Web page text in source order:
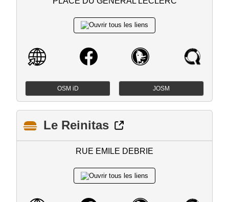
OSM iD JOSM
Le Reinitas
RUE EMILE DEBRIE